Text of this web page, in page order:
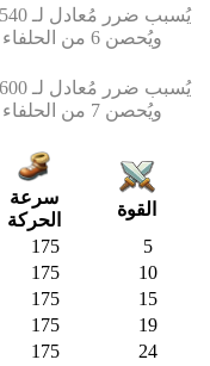
سرعة
الحركة
القوة
175
5
175
10
175
15
175
19
175
24